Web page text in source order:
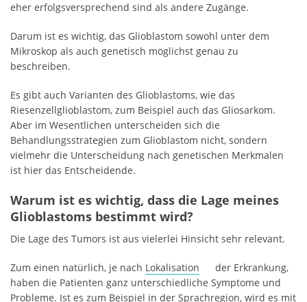
eher erfolgsversprechend sind als andere Zugänge.
Darum ist es wichtig, das Glioblastom sowohl unter dem
Mikroskop als auch genetisch möglichst genau zu
beschreiben.
Es gibt auch Varianten des Glioblastoms, wie das
Riesenzellglioblastom, zum Beispiel auch das Gliosarkom.
Aber im Wesentlichen unterscheiden sich die
Behandlungsstrategien zum Glioblastom nicht, sondern
vielmehr die Unterscheidung nach genetischen Merkmalen
ist hier das Entscheidende.
Warum ist es wichtig, dass die Lage meines
Glioblastoms bestimmt wird?
Die Lage des Tumors ist aus vielerlei Hinsicht sehr relevant.
Zum einen natürlich, je nach Lokalisation
der Erkrankung,
haben die Patienten ganz unterschiedliche Symptome und
Probleme. Ist es zum Beispiel in der Sprachregion, wird es mit